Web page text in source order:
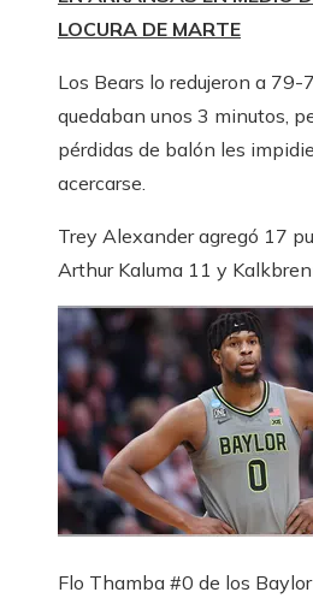
LOCURA DE MARTE
Los Bears lo redujeron a 79-
quedaban unos 3 minutos,
pérdidas de balón les
acercarse.
Trey Alexander agregó 17
Arthur Kaluma 11 y
Flo Thamba #0 de los